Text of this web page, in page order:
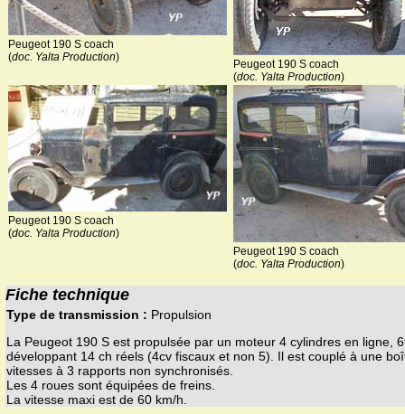
Peugeot 190 S coach
(doc. Yalta Production)
Peugeot 190 S coach
(doc. Yalta Production)
Peugeot 190 S coach
(doc. Yalta Production)
Peugeot 190 S coach
(doc. Yalta Production)
Fiche technique
Type de transmission : Propulsion
La Peugeot 190 S est propulsée par un moteur 4 cylindres en ligne,
développant 14 ch réels (4cv fiscaux et non 5). Il est couplé à une
vitesses à 3 rapports non synchronisés.
Les 4 roues sont équipées de freins.
La vitesse maxi est de 60 km/h.